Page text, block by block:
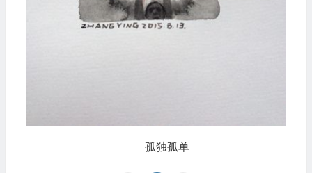
孤独孤单